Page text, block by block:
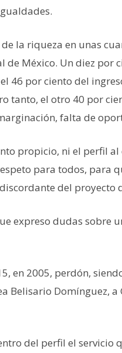
la riqueza en unas
México. Un diez por
46 por ciento del
tanto, el otro 40 por
falta de
propicio, ni el perfil
para todos, para
del proyecto
expreso dudas sobre
en 2005, perdón,
Belisario Domínguez,
del perfil el servicio